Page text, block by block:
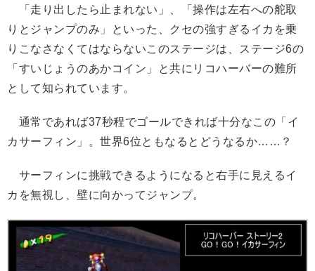
「走り出したら止まれない」、「操作は左右への舵取
りとジャンプのみ」といった、クセの強すぎるイカを乗
りこなさなくてはならないこのステージは、ステージ6の
「すいじょうのあかコイン」と共にリコハーバーの難所
として知られています。
通常であれば37秒程でゴールできれば十分なこの「イ
カサーフィン」。世界6位ともなるとどうなるか……？
サーフィンに挑戦できるようになると右手に見えるイ
カを無視し、壁に向かってジャンプ。